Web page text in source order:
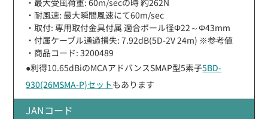
・耐風速: 最大瞬間風速にて60m/sec
・取付: 専用取付金具付属 適合ポール径Φ22～Φ43mm
・付属ケーブル通過損失: 7.92dB(5D-2V 24m) ※参考値
・商品コード: 3200489
●利得10.65dBiのMCAアドバンスSMAP型5素子5BD-
930(26MSMA-P)セットもあります
JANコード